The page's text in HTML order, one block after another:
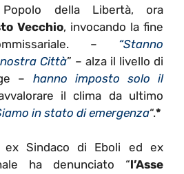
Popolo della Libertà, ora
Vecchio, invocando la fine
– “Stanno
Città” – alza il livello di
– hanno imposto solo il
il clima da ultimo
in stato di emergenza“.*
ex Sindaco di Eboli ed ex
ha denunciato “l’Asse